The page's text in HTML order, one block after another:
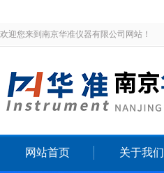
欢迎您来到南京华准仪器有限公司网站！
网站首页 关于我们